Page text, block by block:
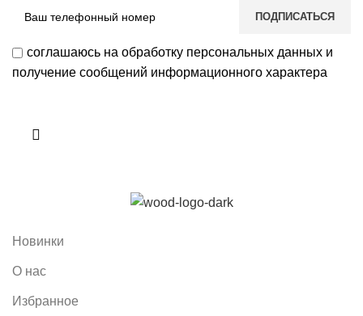
соглашаюсь на обработку персональных данных и
получение сообщений информационного характера
Новинки
О нас
Избранное